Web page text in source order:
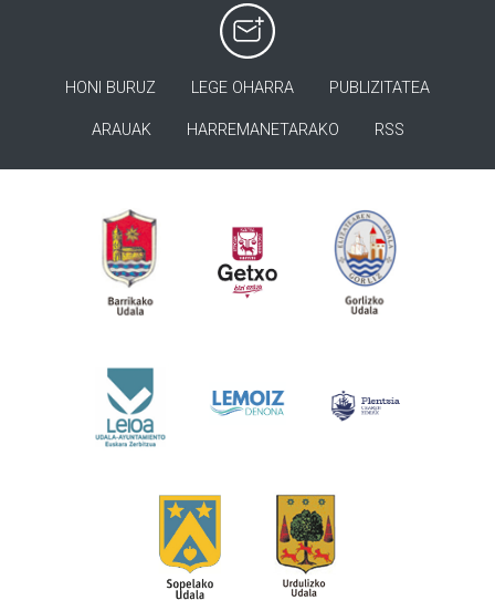
HONI BURUZ LEGE OHARRA PUBLIZITATEA
ARAUAK HARREMANETARAKO RSS